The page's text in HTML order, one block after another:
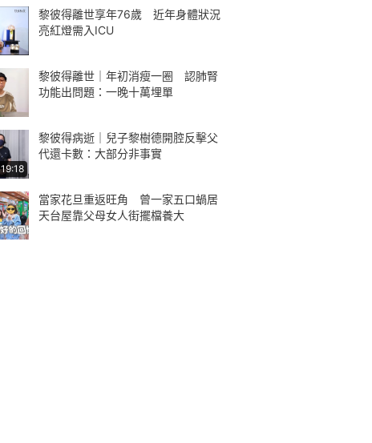
黎彼得離世享年76歲 近年身體狀況
亮紅燈需入ICU
黎彼得離世｜年初消瘦一圈 認肺腎
功能出問題：一晚十萬埋單
19:18
黎彼得病逝｜兒子黎樹德開腔反擊父
代還卡數：大部分非事實
當家花旦重返旺角 曾一家五口蝸居
天台屋靠父母女人街擺檔養大